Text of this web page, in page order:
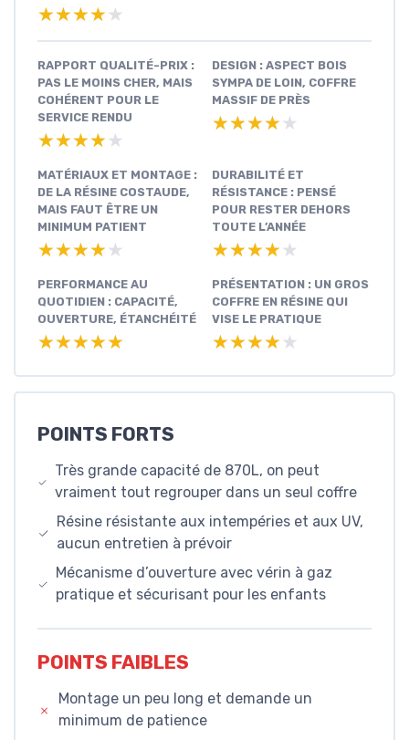
★★★★★
★★★★★
RAPPORT QUALITÉ-PRIX :
PAS LE MOINS CHER, MAIS
COHÉRENT POUR LE
SERVICE RENDU
★★★★★
★★★★★
DESIGN : ASPECT BOIS
SYMPA DE LOIN, COFFRE
MASSIF DE PRÈS
★★★★★
★★★★★
MATÉRIAUX ET MONTAGE :
DE LA RÉSINE COSTAUDE,
MAIS FAUT ÊTRE UN
MINIMUM PATIENT
★★★★★
★★★★★
DURABILITÉ ET
RÉSISTANCE : PENSÉ
POUR RESTER DEHORS
TOUTE L’ANNÉE
★★★★★
★★★★★
PERFORMANCE AU
QUOTIDIEN : CAPACITÉ,
OUVERTURE, ÉTANCHÉITÉ
★★★★★
★★★★★
PRÉSENTATION : UN GROS
COFFRE EN RÉSINE QUI
VISE LE PRATIQUE
★★★★★
★★★★★
POINTS FORTS
Très grande capacité de 870L, on peut
vraiment tout regrouper dans un seul coffre
Résine résistante aux intempéries et aux UV,
aucun entretien à prévoir
Mécanisme d’ouverture avec vérin à gaz
pratique et sécurisant pour les enfants
POINTS FAIBLES
Montage un peu long et demande un
minimum de patience